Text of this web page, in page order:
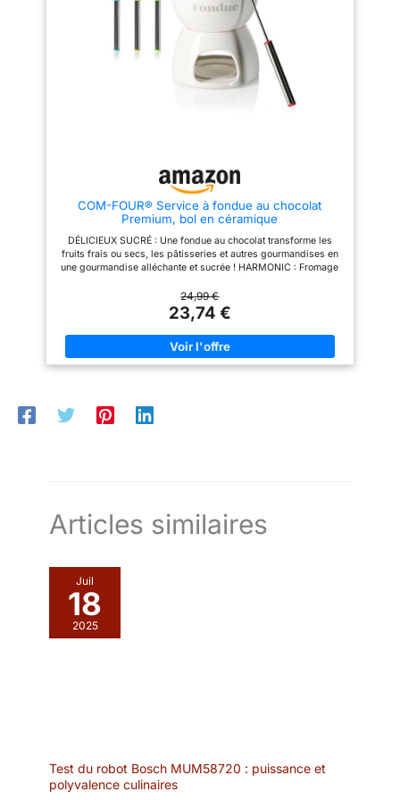
antidérapant qui
l'intérieur et à l'extérieur pour
fromages, mais il ne faut que
quelques minutes pour créer un
délicieux fromage fondu qui
peut être garni de votre
confiture, noix ou miel préférés.
Il peut également être utilisé
pour les apéritifs, la cuisson de
gâteaux, les desserts, les œufs
pour les amateurs de pâtisserie
multifonction résistant au four
est élégant, délicat et pratique,
c'est un cadeau parfait pour les
Noël, Thanksgiving et plus
encore. Cadeau idéal pour les
construit avec des matériaux en
fibre de céramique, il est idéal
pour travailler dans un four de
fusion de verre ou la production
de bijoux en verre. Disponibilité
- un processus d'utilisation
simple et compréhensible pour
les maisons et les petits
COM-FOUR® Service à fondue au chocolat
Premium, bol en céramique
DÉLICIEUX SUCRÉ : Une fondue au chocolat transforme les
fruits frais ou secs, les pâtisseries et autres gourmandises en
une gourmandise alléchante et sucrée ! HARMONIC : Fromage
saveurs sucrées ou épicées lors de soirées romantiques ou de
réunions entre amis ! HAUTE QUALITɠ: Cet élégant ensemble
de creusets est fabriqué en céramique et en acier inoxydable
de haute qualité. Cela le rend extrêmement résistant à la
chaleur et également facile à nettoyer ! MAINTIEN PARFAIT :
Les fourchettes des fourchettes à fondue en acier inoxydable
Matériau : céramique, acier inoxydable, plastique //
Dimensions totales : env. 13,5 x 11,5 cm (hauteur x Ø) // Volume
24,99 €
23,74 €
Articles similaires
Juil
18
2025
Test du robot Bosch MUM58720 : puissance et
polyvalence culinaires